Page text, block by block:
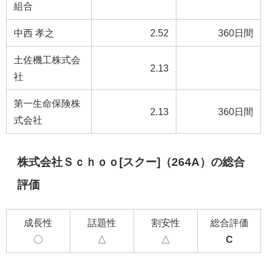
組合
中西 孝之 2.52 360日間
土佐機工株式会
社
2.13
第一生命保険株
式会社
2.13 360日間
株式会社Ｓｃｈｏｏ[スクー]（264A）の総合
評価
成長性
〇
話題性
△
割安性
△
総合評価
C